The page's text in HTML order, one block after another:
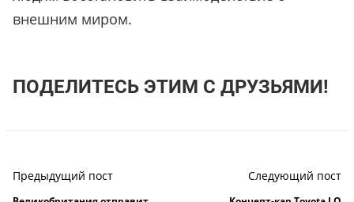
внешним миром.
ПОДЕЛИТЕСЬ ЭТИМ С ДРУЗЬЯМИ!
Предыдущий пост Следующий пост